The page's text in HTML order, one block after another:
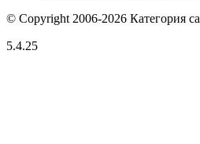
© Copyright 2006-2026 Категория
5.4.25